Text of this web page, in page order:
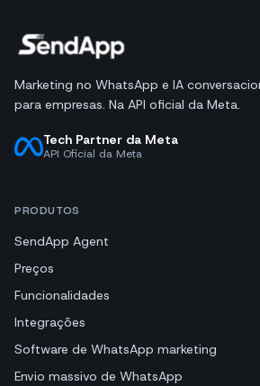
Marketing no WhatsApp e IA
para empresas. Na API oficial da Meta.
Tech Partner da Meta
API Oficial da Meta
PRODUTOS
SendApp Agent
Preços
Funcionalidades
Integrações
Software de WhatsApp marketing
Envio massivo de WhatsApp